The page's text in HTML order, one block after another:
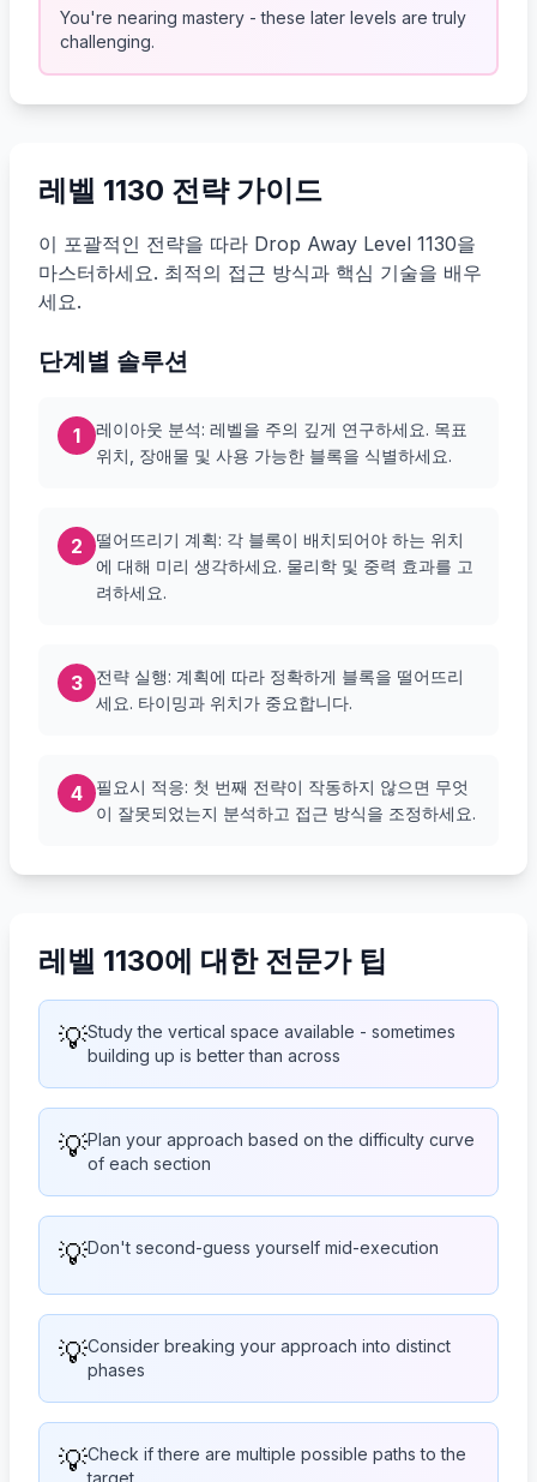
You're nearing mastery - these later levels are truly
challenging.
레벨 1130 전략 가이드
이 포괄적인 전략을 따라 Drop Away Level 1130을
마스터하세요. 최적의 접근 방식과 핵심 기술을 배우
세요.
단계별 솔루션
1
레이아웃 분석: 레벨을 주의 깊게 연구하세요. 목표
위치, 장애물 및 사용 가능한 블록을 식별하세요.
2
떨어뜨리기 계획: 각 블록이 배치되어야 하는 위치
에 대해 미리 생각하세요. 물리학 및 중력 효과를 고
려하세요.
3
전략 실행: 계획에 따라 정확하게 블록을 떨어뜨리
세요. 타이밍과 위치가 중요합니다.
4
필요시 적응: 첫 번째 전략이 작동하지 않으면 무엇
이 잘못되었는지 분석하고 접근 방식을 조정하세요.
레벨 1130에 대한 전문가 팁
💡Study the vertical space available - sometimes
building up is better than across
💡Plan your approach based on the difficulty curve
of each section
💡Don't second-guess yourself mid-execution
💡Consider breaking your approach into distinct
phases
💡Check if there are multiple possible paths to the
target